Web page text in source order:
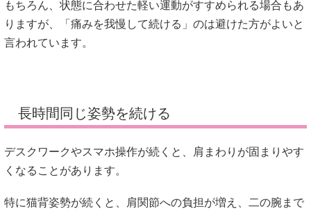
もちろん、状態に合わせた軽い運動がすすめられる場合もあ
りますが、「痛みを我慢して続ける」のは避けた方がよいと
言われています。
長時間同じ姿勢を続ける
デスクワークやスマホ操作が続くと、肩まわりが固まりやす
くなることがあります。
特に猫背姿勢が続くと、肩関節への負担が増え、二の腕まで